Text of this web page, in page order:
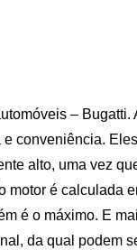
–
conveniência.
alto, uma vez
motor é calculada
é o máximo. E
da qual podem